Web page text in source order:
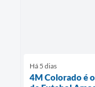
Há 5 dias
4M Colorado é